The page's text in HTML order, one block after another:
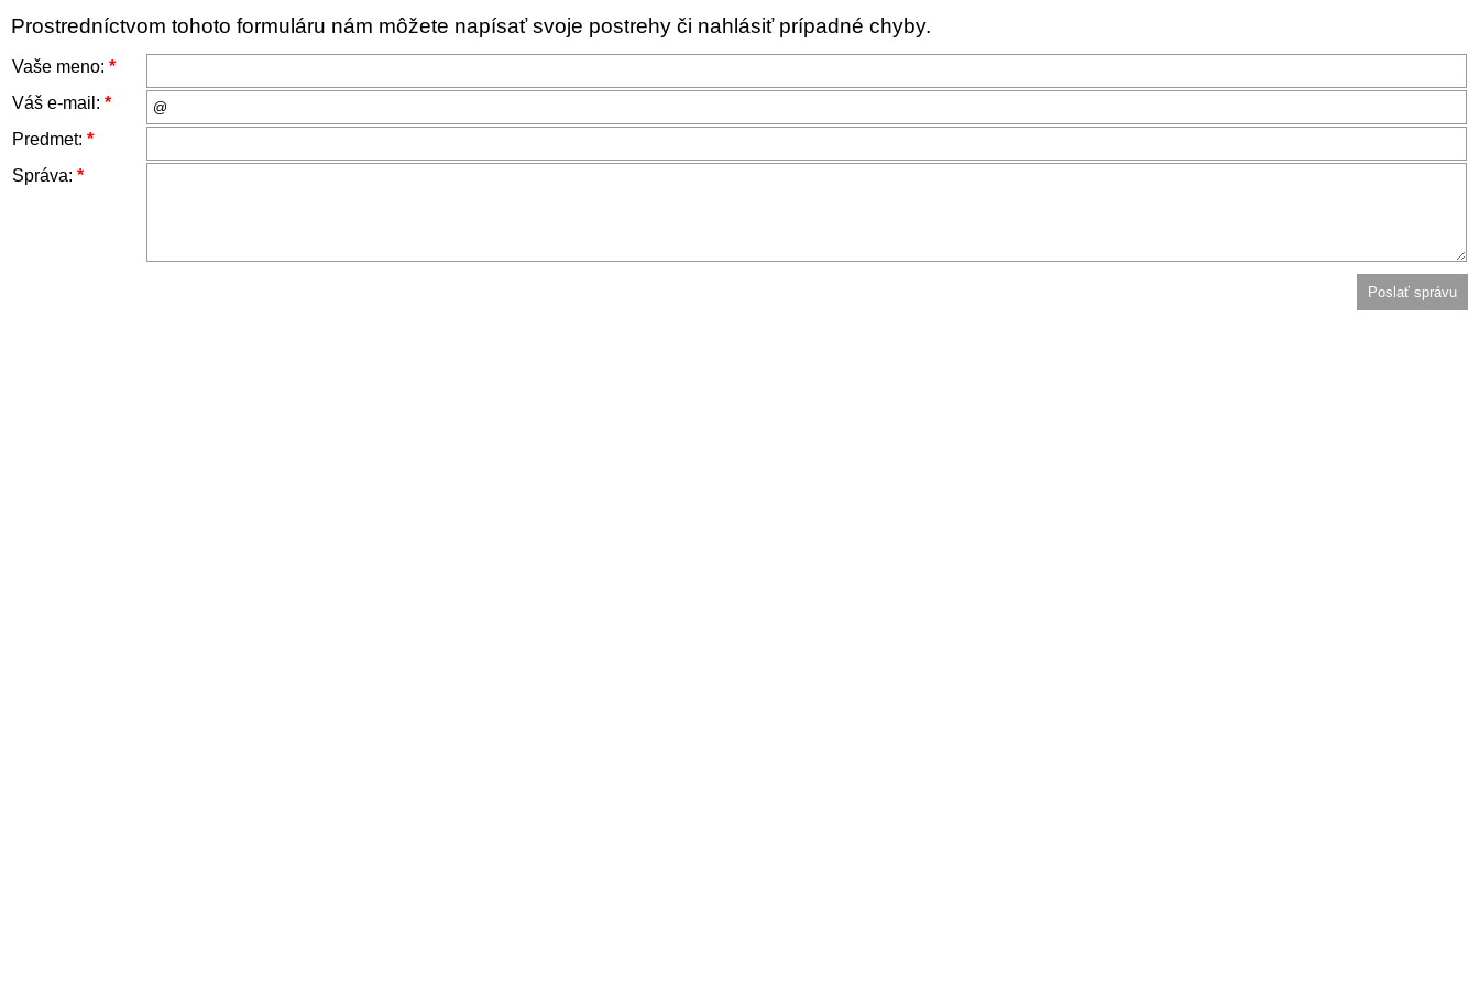
Prostredníctvom tohoto formuláru nám môžete napísať svoje postrehy či nahlásiť prípadné chyby.
Vaše meno: *
Váš e-mail: *
Predmet: *
Správa: *